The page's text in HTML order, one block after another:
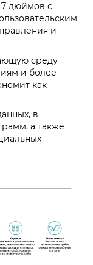
7 дюймов с
и
среду
и более
как
в
а также